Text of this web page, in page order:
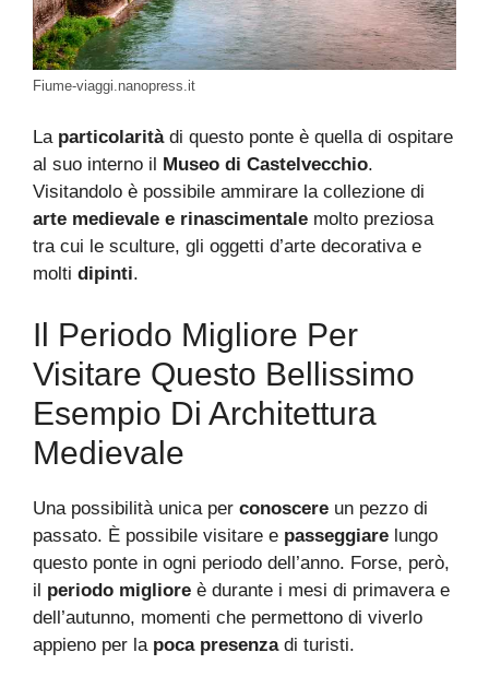
Fiume-viaggi.nanopress.it
Laparticolaritàdi questo ponte è quella di ospitare
al suo interno il
Museo di Castelvecchio.
Visitandolo è possibile ammirare la collezione di
arte medievale e rinascimentale molto preziosa
tra cui le sculture, gli oggetti d’arte decorativa e
molti dipinti.
Il Periodo Migliore Per
Visitare Questo Bellissimo
Esempio Di Architettura
Medievale
Una possibilità unica per conoscere un pezzo di
passato. È possibile visitare e passeggiare lungo
questo ponte in ogni periodo dell’anno. Forse, però,
il periodo migliore è durante i mesi di primavera e
dell’autunno, momenti che permettono di viverlo
appieno per la poca presenzadi turisti.